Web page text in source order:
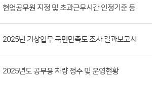
일,
조
회
현업공무원 지정 및 초과근무시간 인정기준 등
2025년 기상업무 국민만족도 조사 결과보고서
2025년도 공무용 차량 정수 및 운영현황